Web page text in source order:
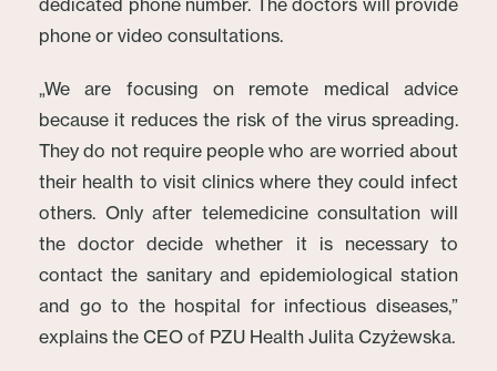
dedicated phone number. The doctors will provide
phone or video consultations.
„We are focusing on remote medical advice
because it reduces the risk of the virus spreading.
They do not require people who are worried about
their health to visit clinics where they could infect
others. Only after telemedicine consultation will
the doctor decide whether it is necessary to
contact the sanitary and epidemiological station
and go to the hospital for infectious diseases,”
explains the CEO of PZU Health Julita Czyżewska.